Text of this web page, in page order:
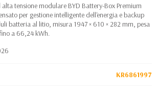
tensione modulare BYD Battery-Box Premium
per gestione intelligente dell'energia e backup
batteria al litio, misura 1947 × 610 × 282 mm, pesa
a 66,24 kWh.
KR6861997